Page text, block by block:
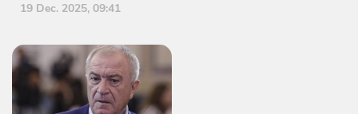
19 Dec. 2025, 09:41